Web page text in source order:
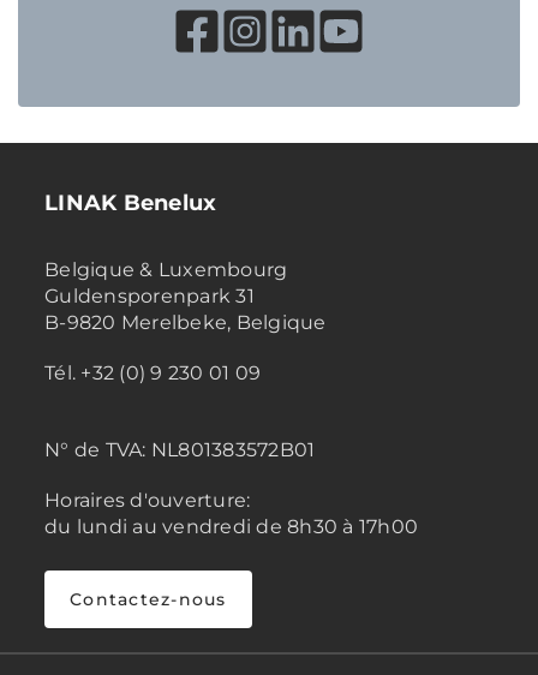
LINAK Benelux
Belgique & Luxembourg
Guldensporenpark 31
B-9820 Merelbeke, Belgique
Tél. +32 (0) 9 230 01 09
N° de TVA: NL801383572B01
Horaires d'ouverture:
du lundi au vendredi de 8h30 à 17h00
Contactez-nous